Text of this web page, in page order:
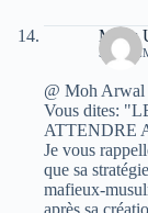
Mmis
5
@ Moh Arwal
Vous dites:
ATTENDRE
Je vous
que sa
mafieux-